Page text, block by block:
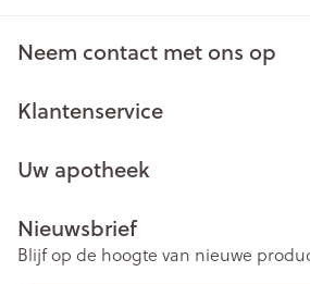
Neem contact met ons op
Klantenservice
Uw apotheek
Nieuwsbrief
Blijf op de hoogte van nieuwe